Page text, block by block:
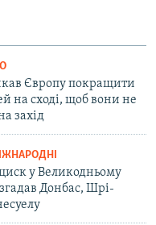
Європу покращити
на сході, щоб вони не
захід
у Великодньому
Донбас, Шрі-